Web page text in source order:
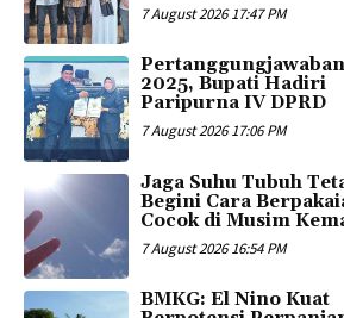
7 August 2026 17:47 PM
2025, Bupati Hadiri
Paripurna IV DPRD
7 August 2026 17:06 PM
Jaga Suhu Tubuh
Begini Cara
Cocok di Musim
7 August 2026 16:54 PM
BMKG: El Nino Kuat